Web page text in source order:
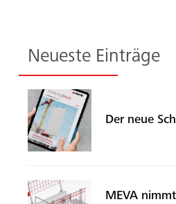
Neueste Einträge
Der neue
MEVA